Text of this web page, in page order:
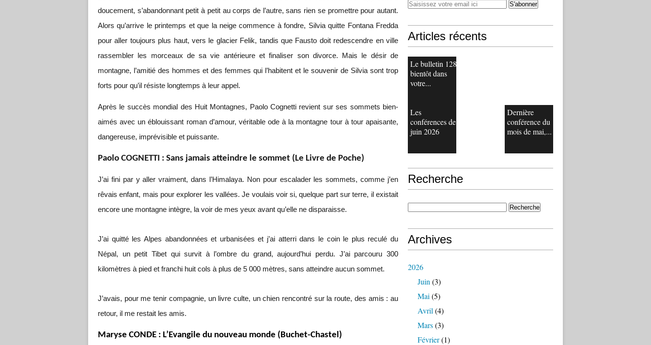
doucement, s’abandonnant petit à petit au corps de l’autre, sans rien se promettre pour autant.
Alors qu’arrive le printemps et que la neige commence à fondre, Silvia quitte Fontana Fredda
pour aller toujours plus haut, vers le glacier Felik, tandis que Fausto doit redescendre en ville
rassembler les morceaux de sa vie antérieure et finaliser son divorce. Mais le désir de
montagne, l’amitié des hommes et des femmes qui l’habitent et le souvenir de Silvia sont trop
forts pour qu’il résiste longtemps à leur appel.
Après le succès mondial des Huit Montagnes, Paolo Cognetti revient sur ses sommets bien-
aimés avec un éblouissant roman d’amour, véritable ode à la montagne tour à tour apaisante,
dangereuse, imprévisible et puissante.
Paolo COGNETTI : Sans jamais atteindre le sommet (Le Livre de Poche)
J’ai fini par y aller vraiment, dans l’Himalaya. Non pour escalader les sommets, comme j’en
rêvais enfant, mais pour explorer les vallées. Je voulais voir si, quelque part sur terre, il existait
encore une montagne intègre, la voir de mes yeux avant qu’elle ne disparaisse.
J’ai quitté les Alpes abandonnées et urbanisées et j’ai atterri dans le coin le plus reculé du
Népal, un petit Tibet qui survit à l’ombre du grand, aujourd’hui perdu. J’ai parcouru 300
kilomètres à pied et franchi huit cols à plus de 5 000 mètres, sans atteindre aucun sommet.
J’avais, pour me tenir compagnie, un livre culte, un chien rencontré sur la route, des amis : au
retour, il me restait les amis.
Maryse CONDE : L’Evangile du nouveau monde (Buchet-Chastel)
Articles récents
Le bulletin 128
bientôt dans
votre...
Les
conférences de
juin 2026
Dernière
conférence du
mois de mai,...
Recherche
Archives
2026
Juin (3)
Mai (5)
Avril (4)
Mars(3)
Février(1)